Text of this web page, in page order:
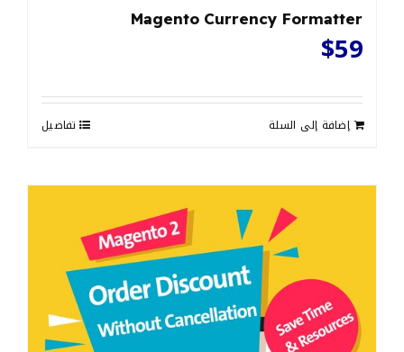
Magento Currency Formatter
$59
إضافة إلى السلة تفاصيل